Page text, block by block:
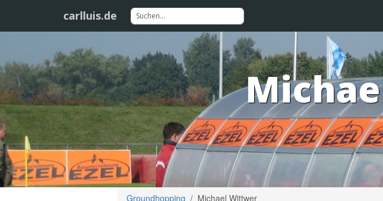
carlluis.de
Groundhopping Michael Wittwer